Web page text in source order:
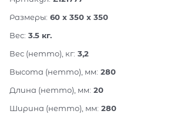
Размеры: 60 x 350 x 350
Вес: 3.5 кг.
Вес (нетто), кг: 3,2
Высота (нетто), мм: 280
Длина (нетто), мм: 20
Ширина (нетто), мм: 280